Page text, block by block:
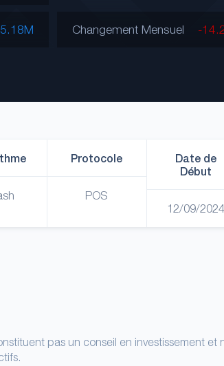
Changement Mensuel -
Protocole
POS
Date de
Début
12/09/2024
pas un conseil en investissement